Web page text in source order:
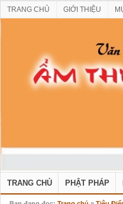
TRANG CHỦ GIỚI THIỆU
TRANG CHỦ PHẬT PHÁP